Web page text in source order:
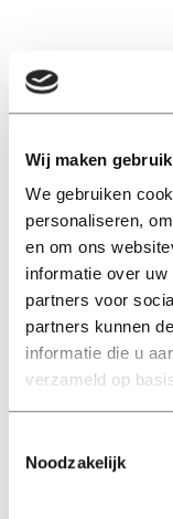
Wij maken
We gebruiken
personaliseren,
en om ons
informatie over
partners voor
partners kunnen
informatie die u
verzameld op
Noodzakelijk
Lees ook